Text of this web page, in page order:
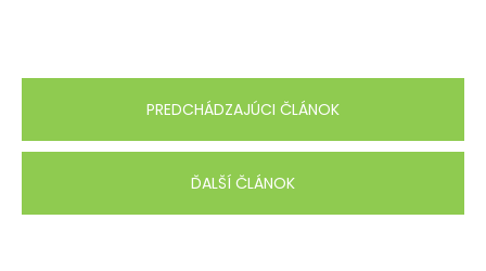
PREDCHÁDZAJÚCI ČLÁNOK
ĎALŠÍ ČLÁNOK